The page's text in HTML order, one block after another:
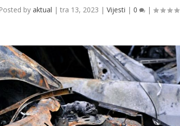
Posted by aktual | tra 13, 2023 | Vijesti | 0 |